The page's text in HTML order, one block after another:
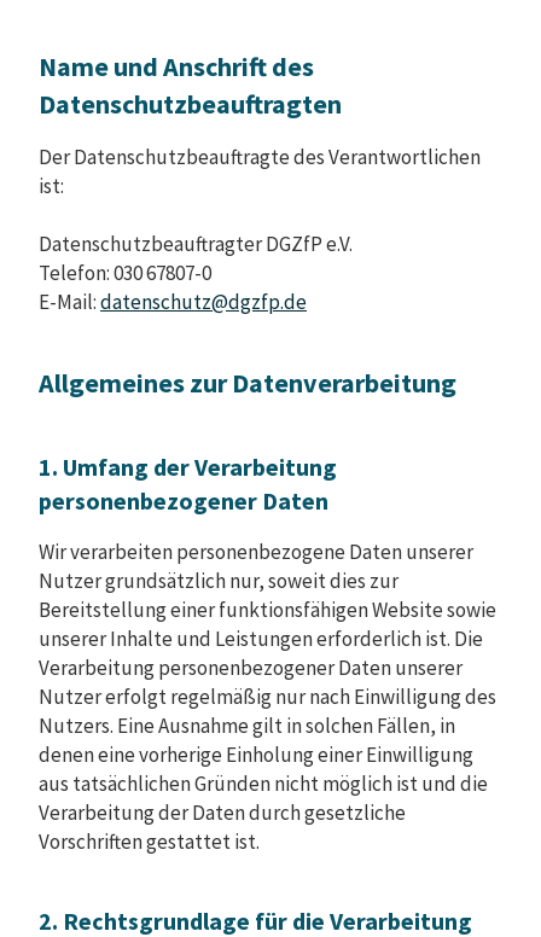
Name und Anschrift des
Datenschutzbeauftragten
Der Datenschutzbeauftragte des Verantwortlichen
ist:
Datenschutzbeauftragter DGZfP e.V.
Telefon: 030 67807-0
E-Mail:datenschutz@dgzfp.de
Allgemeines zur Datenverarbeitung
1. Umfang der Verarbeitung
personenbezogener Daten
Wir verarbeiten personenbezogene Daten unserer
Nutzer grundsätzlich nur, soweit dies zur
Bereitstellung einer funktionsfähigen Website sowie
unserer Inhalte und Leistungen erforderlich ist. Die
Verarbeitung personenbezogener Daten unserer
Nutzer erfolgt regelmäßig nur nach Einwilligung des
Nutzers. Eine Ausnahme gilt in solchen Fällen, in
denen eine vorherige Einholung einer Einwilligung
aus tatsächlichen Gründen nicht möglich ist und die
Verarbeitung der Daten durch gesetzliche
Vorschriften gestattet ist.
2. Rechtsgrundlage für die Verarbeitung